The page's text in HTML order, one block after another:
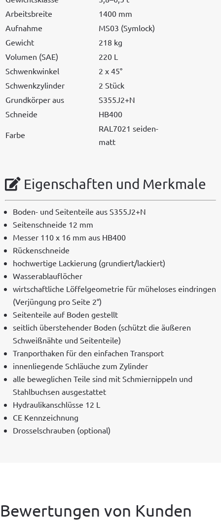
Arbeits­bre­ite
1400 mm
Auf­nahme
MS03 (Sym­lock)
Gewicht
218 kg
Vol­u­men (SAE)
220 L
Schwenkwinkel
2 x 45°
Schwenkzylin­der
2 Stück
Grund­kör­p­er aus
S355J2+N
Schnei­de
HB400
Farbe
RAL7021 sei­den­
matt
Eigenschaften und Merkmale
Boden- und Seit­en­teile aus S355J2+N
Seit­en­schnei­de 12 mm
Mess­er 110 x 16 mm aus HB400
Rück­en­schnei­de
hochw­er­tige Lack­ierung (grundiert/lackiert)
Wasser­ablau­flöch­er
wirtschaftliche Löf­fel­ge­ome­trie für müh­elos­es ein­drin­gen
(Ver­jün­gung pro Seite 2°)
Seit­en­teile auf Boden gestellt
seitlich über­ste­hen­der Boden (schützt die äußeren
Schweißnähte und Seitenteile)
Tran­porthak­en für den ein­fachen Transport
innen­liegende Schläuche zum Zylinder
alle beweglichen Teile sind mit Schmiernip­peln und
Stahlbuch­sen ausgestattet
Hydraulikan­schlüsse 12 L
CE Kennze­ich­nung
Drosselschrauben (option­al)
Bewertungen von Kunden